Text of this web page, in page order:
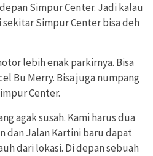
Simpur Center. Jadi kalau
Simpur Center bisa deh
lebih enak parkirnya. Bisa
Bu Merry. Bisa juga numpang
Center.
agak susah. Kami harus dua
dan Jalan Kartini baru dapat
dari lokasi. Di depan sebuah